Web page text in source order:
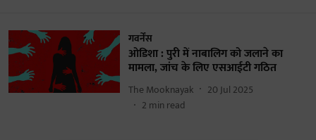
गवर्नेंस
ओडिशा : पुरी में नाबालिग को जलाने का
मामला, जांच के लिए एसआईटी गठित
The Mooknayak
20 Jul 2025
2 min read